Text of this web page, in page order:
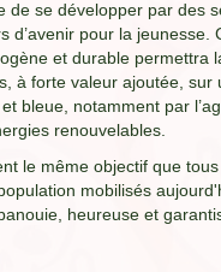
de se développer par des
d’avenir pour la jeunesse.
et durable permettra
à forte valeur ajoutée, sur
bleue, notamment par
renouvelables.
le même objectif que
mobilisés
heureuse et